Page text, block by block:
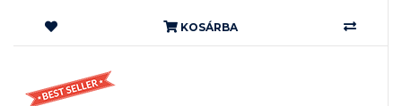
KOSÁRBA